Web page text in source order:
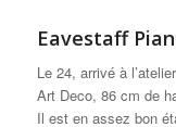
Eavestaff
Le 24, arrivé à
Art Deco, 86 cm de
Il est en assez bon